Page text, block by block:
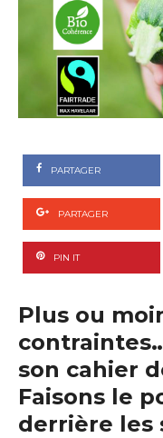
PARTAGER
PARTAGER
PIN IT
Plus ou
son cahier
Faisons le
derrière les